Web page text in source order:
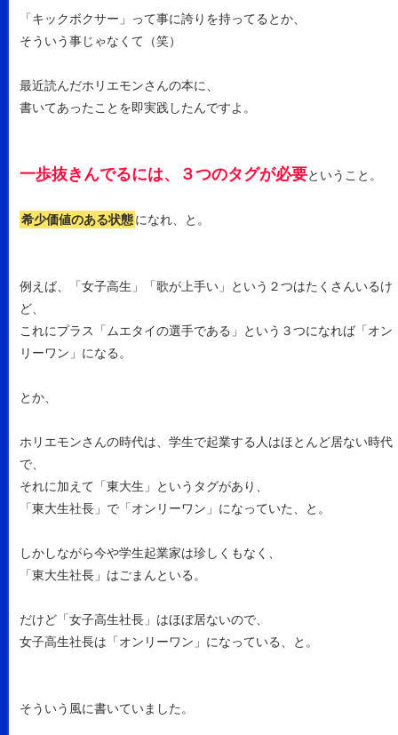
「キックボクサー」って事に誇りを持ってるとか、
そういう事じゃなくて（笑）
最近読んだホリエモンさんの本に、
書いてあったことを即実践したんですよ。
一歩抜きんでるには、３つのタグが必要ということ。
希少価値のある状態になれ、と。
例えば、「女子高生」「歌が上手い」という２つはたくさんいるけ
ど、
これにプラス「ムエタイの選手である」という３つになれば「オン
リーワン」になる。
とか、
ホリエモンさんの時代は、学生で起業する人はほとんど居ない時代
で、
それに加えて「東大生」というタグがあり、
「東大生社長」で「オンリーワン」になっていた、と。
しかしながら今や学生起業家は珍しくもなく、
「東大生社長」はごまんといる。
だけど「女子高生社長」はほぼ居ないので、
女子高生社長は「オンリーワン」になっている、と。
そういう風に書いていました。